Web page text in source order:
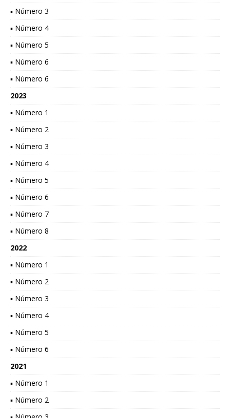
▪ Número 3
▪ Número 4
▪ Número 5
▪ Número 6
▪ Número 6
2023
▪ Número 1
▪ Número 2
▪ Número 3
▪ Número 4
▪ Número 5
▪ Número 6
▪ Número 7
▪ Número 8
2022
▪ Número 1
▪ Número 2
▪ Número 3
▪ Número 4
▪ Número 5
▪ Número 6
2021
▪ Número 1
▪ Número 2